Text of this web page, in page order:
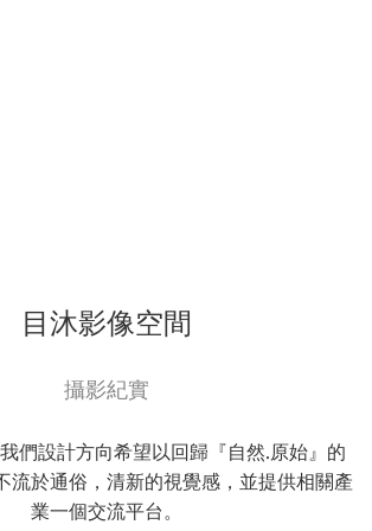
目沐影像空間
攝影紀實
們設計方向希望以回歸『自然.原始』的
流於通俗，清新的視覺感，並提供相關產
業一個交流平台。